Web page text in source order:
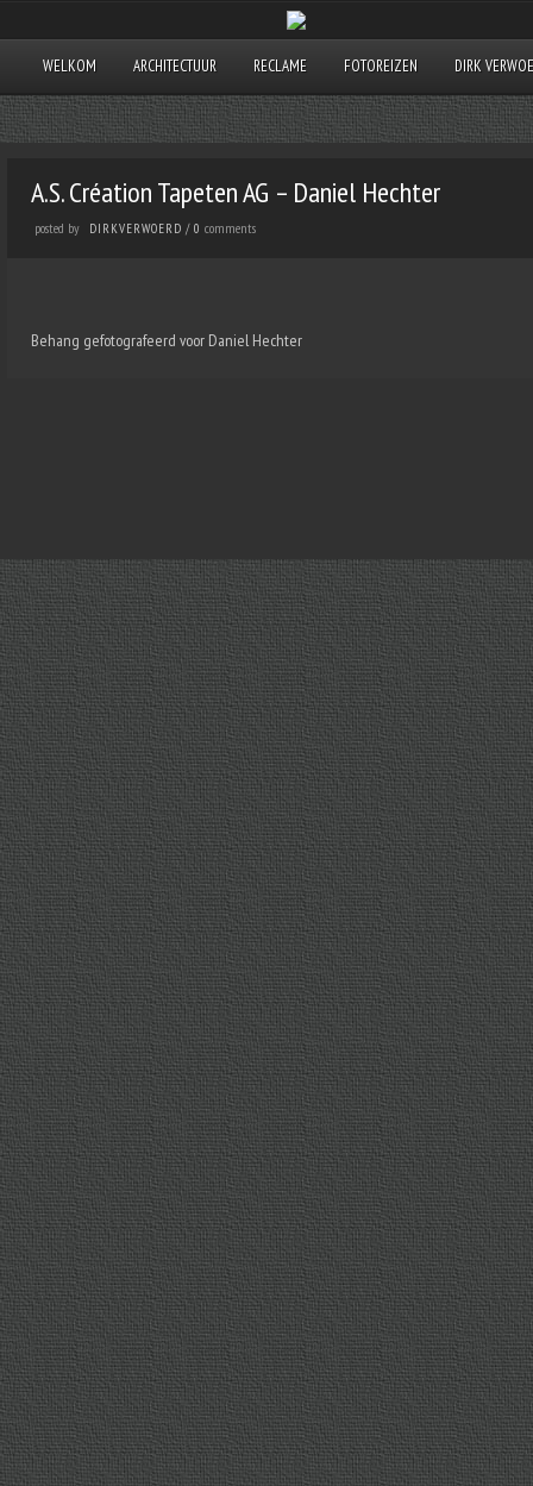
WELKOM ARCHITECTUUR RECLAME FOTOREIZEN DIRK
A.S. Création Tapeten AG – Daniel Hechter
posted by DIRKVERWOERD / 0 comments
Behang gefotografeerd voor Daniel Hechter